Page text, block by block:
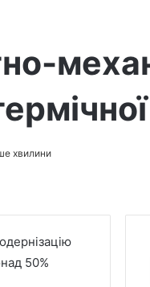
хвилини
50%